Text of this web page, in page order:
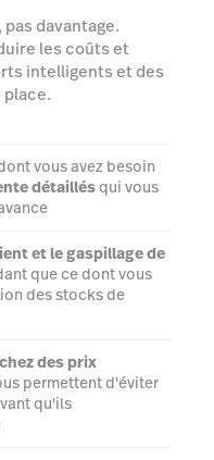
davantage.
les coûts et
intelligents et des
vous avez besoin
détaillésqui vous
et le gaspillage de
que ce dont vous
des stocks de
des prix
permettent d'éviter
qu'ils